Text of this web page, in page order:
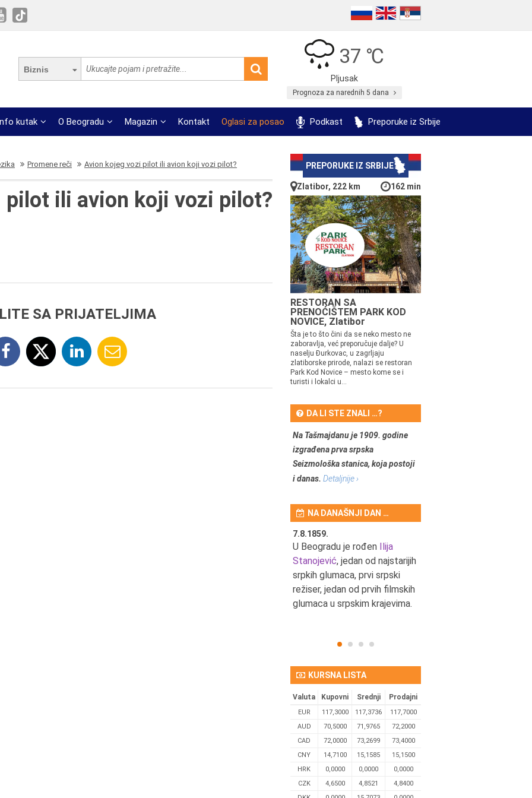
Biznis
37 ℃
Pljusak
Prognoza za narednih 5 dana
kutak O Beogradu Magazin Kontakt Oglasi za posao Podkast Preporuke iz Srbije
Promene reči Avion kojeg vozi pilot ili avion koji vozi pilot?
pilot ili avion koji vozi pilot?
SA PRIJATELJIMA
PREPORUKE IZ SRBIJE
Zlatibor, 222 km 162 min
RESTORAN SA
PRENOĆIŠTEM PARK KOD
NOVICE, Zlatibor
Šta je to što čini da se neko mesto ne
zaboravlja, već preporučuje dalje? U
naselju Đurkovac, u zagrljaju
zlatiborske prirode, nalazi se restoran
Park Kod Novice – mesto kome se i
turisti i lokalci u...
DA LI STE ZNALI …?
Na Tašmajdanu je 1909. godine
izgrađena prva srpska
Seizmološka stanica, koja postoji
i danas. Detaljnije ›
NA DANAŠNJI DAN …
7.8.1859.
U Beogradu je rođen Ilija
Stanojević, jedan od najstarijih
srpkih glumaca, prvi srpski
režiser, jedan od prvih filmskih
glumaca u srpskim krajevima.
KURSNA LISTA
Valuta Kupovni Srednji Prodajni
EUR 117,3000 117,3736
117,7000
AUD
70,5000 71,9765
72,2000
CAD
72,0000 73,2699
73,4000
CNY
14,7100 15,1585
15,1500
HRK
0,0000 0,0000
0,0000
CZK
4,6500 4,8521
4,8400